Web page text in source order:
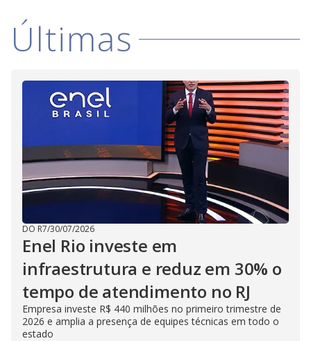
Últimas
DO R7/30/07/2026
Enel Rio investe em
infraestrutura e reduz em 30% o
tempo de atendimento no RJ
Empresa investe R$ 440 milhões no primeiro trimestre de
2026 e amplia a presença de equipes técnicas em todo o
estado